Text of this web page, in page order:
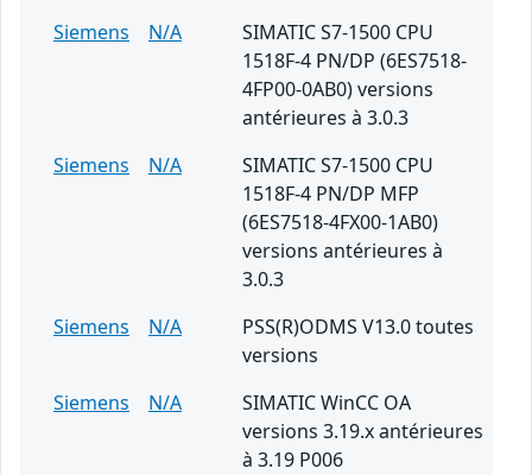
Siemens
N/A
SIMATIC S7-1500 CPU
1518F-4 PN/DP (6ES7518-
4FP00-0AB0) versions
antérieures à 3.0.3
Siemens
N/A
SIMATIC S7-1500 CPU
1518F-4 PN/DP MFP
(6ES7518-4FX00-1AB0)
versions antérieures à
3.0.3
Siemens
N/A
PSS(R)ODMS V13.0 toutes
versions
Siemens
N/A
SIMATIC WinCC OA
versions 3.19.x antérieures
à 3.19 P006